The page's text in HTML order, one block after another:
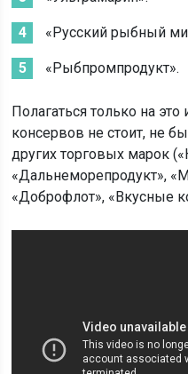
«Русский рыбный
«Рыбпромпродукт».
Полагаться только на
консервов не стоит, не
других торговых марок
«Дальнеморепродукт»,
«Доброфлот», «Вкусные